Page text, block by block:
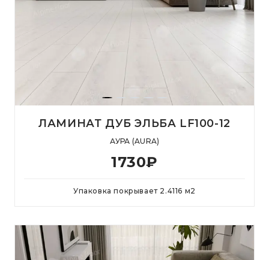
ЛАМИНАТ ДУБ ЭЛЬБА LF100-12
АУРА (AURA)
1730₽
Упаковка покрывает 2.4116 м2